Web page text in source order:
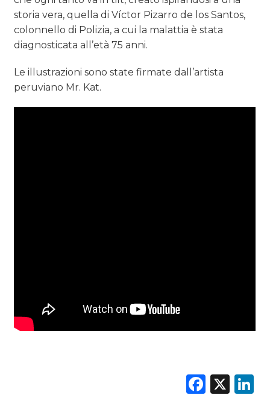
PREVISIONI/SCENARI
TREND
CASE HISTORY
storia vera, quella di Víctor Pizarro de los Santos,
colonnello di Polizia, a cui la malattia è stata
diagnosticata all’età 75 anni.
Le illustrazioni sono state firmate dall’artista
peruviano Mr. Kat.
X